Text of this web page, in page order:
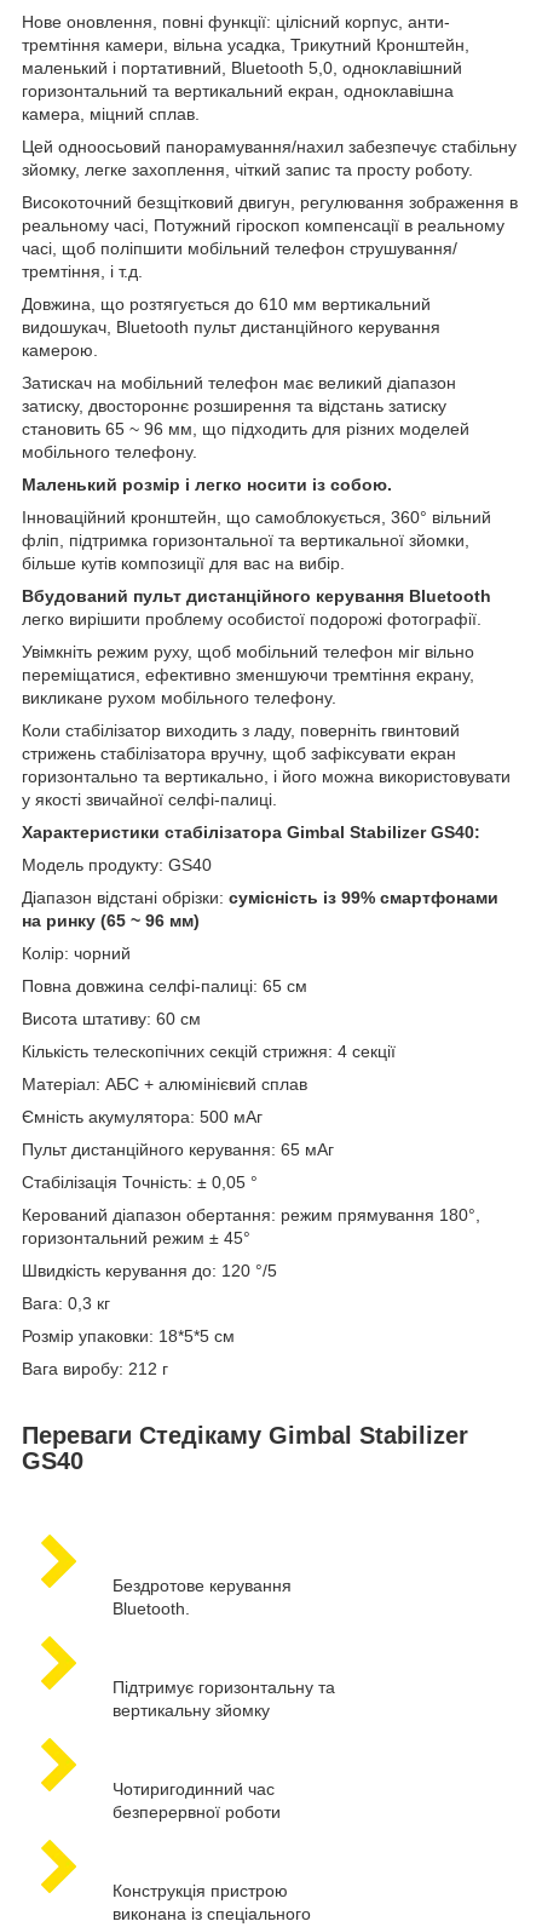
Нове оновлення, повні функції: цілісний корпус, анти-
тремтіння камери, вільна усадка, Трикутний Кронштейн,
маленький і портативний, Bluetooth 5,0, одноклавішний
горизонтальний та вертикальний екран, одноклавішна
камера, міцний сплав.
Цей одноосьовий панорамування/нахил забезпечує стабільну
зйомку, легке захоплення, чіткий запис та просту роботу.
Високоточний безщітковий двигун, регулювання зображення в
реальному часі, Потужний гіроскоп компенсації в реальному
часі, щоб поліпшити мобільний телефон струшування/
тремтіння, і т.д.
Довжина, що розтягується до 610 мм вертикальний
видошукач, Bluetooth пульт дистанційного керування
камерою.
Затискач на мобільний телефон має великий діапазон
затиску, двостороннє розширення та відстань затиску
становить 65 ~ 96 мм, що підходить для різних моделей
мобільного телефону.
Маленький розмір і легко носити із собою.
Інноваційний кронштейн, що самоблокується, 360° вільний
фліп, підтримка горизонтальної та вертикальної зйомки,
більше кутів композиції для вас на вибір.
Вбудований пульт дистанційного керування Bluetooth
легко вирішити проблему особистої подорожі фотографії.
Увімкніть режим руху, щоб мобільний телефон міг вільно
переміщатися, ефективно зменшуючи тремтіння екрану,
викликане рухом мобільного телефону.
Коли стабілізатор виходить з ладу, поверніть гвинтовий
стрижень стабілізатора вручну, щоб зафіксувати екран
горизонтально та вертикально, і його можна використовувати
у якості звичайної селфі-палиці.
Характеристики стабілізатора Gimbal Stabilizer GS40:
Модель продукту: GS40
Діапазон відстані обрізки: сумісність із 99% смартфонами
на ринку (65 ~ 96 мм)
Колір: чорний
Повна довжина селфі-палиці: 65 см
Висота штативу: 60 см
Кількість телескопічних секцій стрижня: 4 секції
Матеріал: АБС + алюмінієвий сплав
Ємність акумулятора: 500 мАг
Пульт дистанційного керування: 65 мАг
Стабілізація Точність: ± 0,05 °
Керований діапазон обертання: режим прямування 180°,
горизонтальний режим ± 45°
Швидкість керування до: 120 °/5
Вага: 0,3 кг
Розмір упаковки: 18*5*5 см
Вага виробу: 212 г
Переваги Стедікаму Gimbal Stabilizer
GS40
Бездротове керування
Bluetooth.
Підтримує горизонтальну та
вертикальну зйомку
Чотиригодинний час
безперервної роботи
Конструкція пристрою
виконана із спеціального